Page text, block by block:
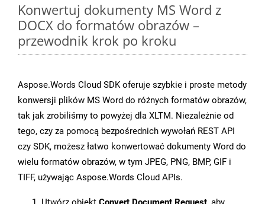
Konwertuj dokumenty MS Word z
DOCX do formatów obrazów –
przewodnik krok po kroku
Aspose.Words Cloud SDK oferuje szybkie i proste metody
konwersji plików MS Word do różnych formatów obrazów,
tak jak zrobiliśmy to powyżej dla XLTM. Niezależnie od
tego, czy za pomocą bezpośrednich wywołań REST API
czy SDK, możesz łatwo konwertować dokumenty Word do
wielu formatów obrazów, w tym JPEG, PNG, BMP, GIF i
TIFF, używając Aspose.Words Cloud APIs.